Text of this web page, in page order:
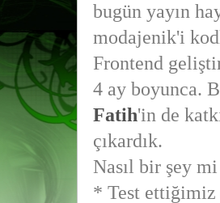
bugün yayın
modajenik'i
Frontend
4 ay boyunca.
Fatih'in de
çıkardık.
Nasıl bir şey
* Test ettiğimiz